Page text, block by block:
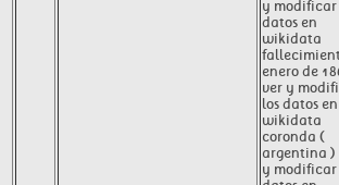
y modificar
datos en
wikidata
enero de
ver y
los datos en
wikidata
coronda (
argentina )
y modificar